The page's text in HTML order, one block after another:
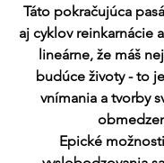
Táto pokračujúca
aj cyklov reinkarnácie
lineárne, že máš
budúce životy - to
vnímania a tvorby
Epické